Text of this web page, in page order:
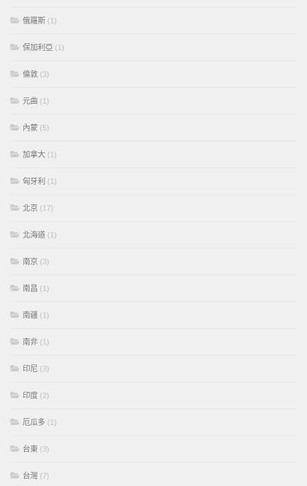
俄羅斯 (1)
保加利亞 (1)
倫敦 (3)
元曲 (1)
內蒙 (5)
加拿大 (1)
匈牙利 (1)
北京 (17)
北海道 (1)
南京 (3)
南昌 (1)
南疆 (1)
南非 (1)
印尼 (3)
印度 (2)
厄瓜多 (1)
台東 (3)
台灣 (7)